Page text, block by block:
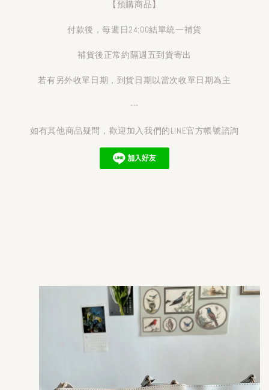
【預購商品】
付款後，每週日24:00結單統一補貨
補貨後正常約隔週五到貨寄出
若有另外收單日期，到貨日期以當次收單日期為主
---
如有其他商品疑問，歡迎加入我們的LINE官方帳號諮詢